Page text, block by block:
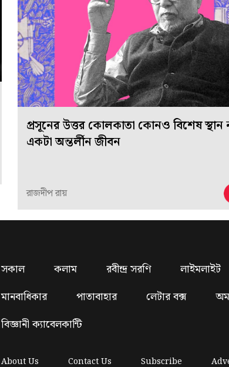
প্রসূনের উত্তর কোলকাতা কোনও বিশেষ স্থান
একটা অন্তর্লীন জীবন
রাজদীপ রায়
সকাল কলাম রবীন্দ্র সরণি লাইমলাইট
মানবাধিকার
পাতাবাহার লেটার বক্স
বিজ্ঞানী ক্যাবেলকান্টি
About Us Contact Us Subscribe